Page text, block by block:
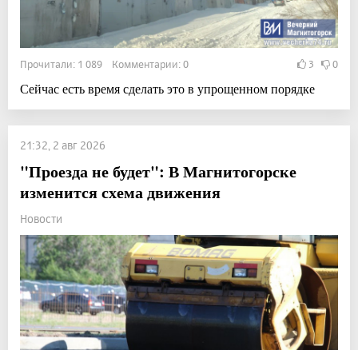
Прочитали: 1 089 Комментарии: 0 3 0
Сейчас есть время сделать это в упрощенном порядке
21:32, 2 авг 2026
"Проезда не будет": В Магнитогорске
изменится схема движения
Новости